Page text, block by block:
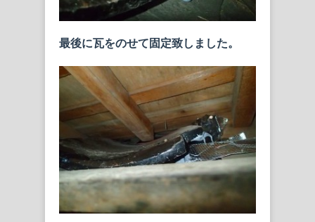
最後に瓦をのせて固定致しました。